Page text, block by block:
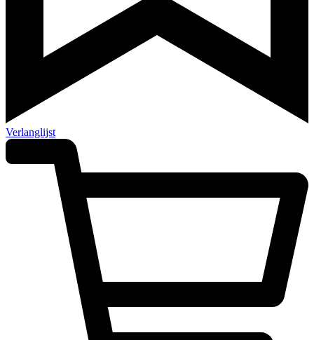
Verlanglijst